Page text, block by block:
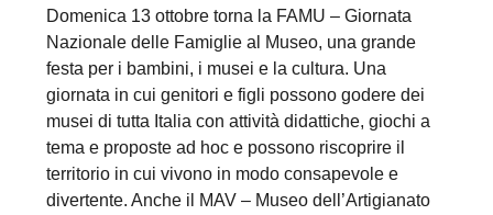
Domenica 13 ottobre torna la FAMU – Giornata
Nazionale delle Famiglie al Museo, una grande
festa per i bambini, i musei e la cultura. Una
giornata in cui genitori e figli possono godere dei
musei di tutta Italia con attività didattiche, giochi a
tema e proposte ad hoc e possono riscoprire il
territorio in cui vivono in modo consapevole e
divertente. Anche il MAV – Museo dell’Artigianato